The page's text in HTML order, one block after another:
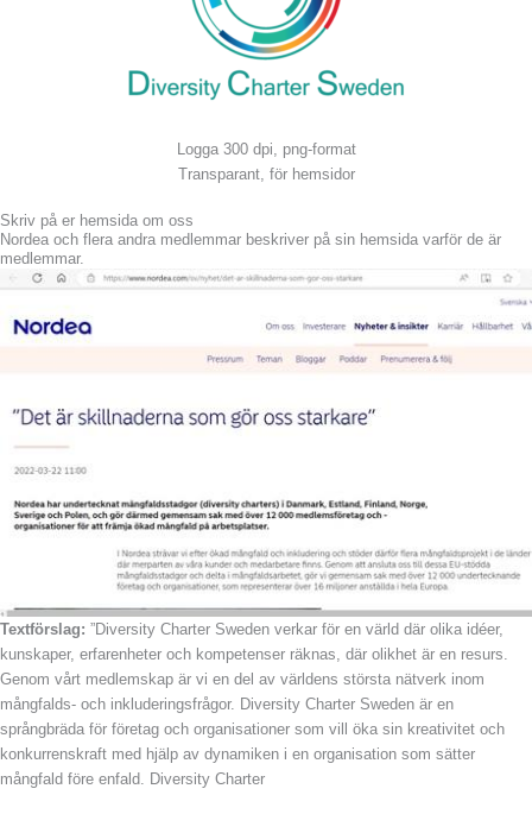
Logga 300 dpi, png-format
Transparant, för hemsidor
Skriv på er hemsida om oss
Nordea och flera andra medlemmar beskriver på sin hemsida varför de är
medlemmar.
Textförslag: ”Diversity Charter Sweden verkar för en värld där olika idéer,
kunskaper, erfarenheter och kompetenser räknas, där olikhet är en resurs.
Genom vårt medlemskap är vi en del av världens största nätverk inom
mångfalds- och inkluderingsfrågor. Diversity Charter Sweden är en
språngbräda för företag och organisationer som vill öka sin kreativitet och
konkurrenskraft med hjälp av dynamiken i en organisation som sätter
mångfald före enfald. Diversity Charter